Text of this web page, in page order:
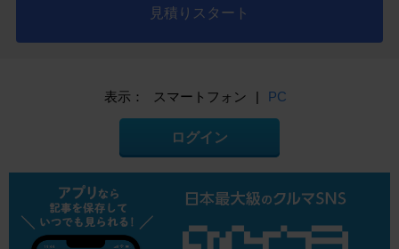
見積りスタート
表示： スマートフォン | PC
ログイン